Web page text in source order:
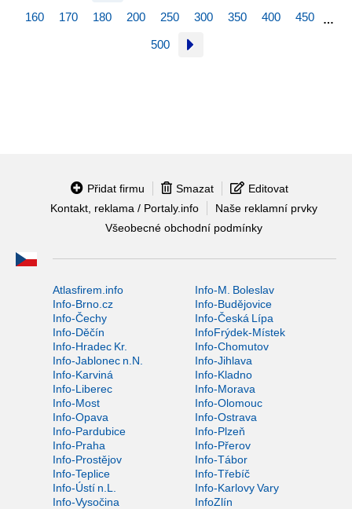
160
170 180 200 250 300 350 400 450 …
500
Přidat firmu Smazat
Editovat
Kontakt, reklama / Portaly.info
Naše reklamní prvky
Všeobecné obchodní podmínky
Atlasfirem.info
Info-M. Boleslav
Info-Brno.cz
Info-Budějovice
Info-Čechy
Info-Česká Lípa
Info-Děčín
InfoFrýdek-Místek
Info-Hradec Kr.
Info-Chomutov
Info-Jablonec n.N.
Info-Jihlava
Info-Karviná
Info-Kladno
Info-Liberec
Info-Morava
Info-Most
Info-Olomouc
Info-Opava
Info-Ostrava
Info-Pardubice
Info-Plzeň
Info-Praha
Info-Přerov
Info-Prostějov
Info-Tábor
Info-Teplice
Info-Třebíč
Info-Ústí n.L.
Info-Karlovy Vary
Info-Vysočina
InfoZlín